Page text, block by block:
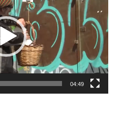
04:49